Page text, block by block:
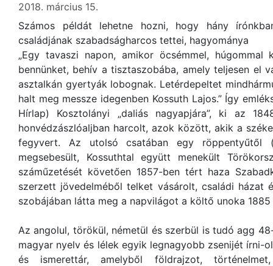
2018. március 15.
Számos példát lehetne hozni, hogy hány
családjának szabadságharcos tettei, hagyománya
„Egy tavaszi napon, amikor öcsémmel,
bennünket, behív a tisztaszobába, amely teljesen el
asztalkán gyertyák lobognak. Letérdepeltet
halt meg messze idegenben Kossuth Lajos.” Így
Hírlap) Kosztolányi „daliás nagyapjára”, ki az
honvédzászlóaljban harcolt, azok között, akik a
fegyvert. Az utolsó csatában egy röppentyűtől
megsebesült, Kossuthtal együtt menekült
száműzetését követően 1857-ben tért haza
szerzett jövedelméből telket vásárolt, családi házat
szobájában látta meg a napvilágot a költő unoka
Az angolul, törökül, németül és szerbül is tudó agg
magyar nyelv és lélek egyik legnagyobb zsenijét írni-
és ismerettár, amelyből földrajzot, történelmet,